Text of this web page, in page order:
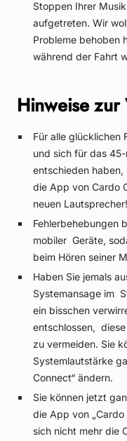
Stoppen Ihrer
aufgetreten. Wir
Probleme behoben
während der Fahrt
Hinweise zur
Für alle glücklichen
und sich für das
entschieden haben,
die App von Cardo
neuen Lautsprecher!
Fehlerbehebungen
mobiler Geräte,
beim Hören seiner
Haben Sie jemals
Systemansage im
ein bisschen
entschlossen,
zu vermeiden. Sie
Systemlautstärke
Connect“ ändern.
Sie können jetzt
die App von „Cardo
sich nicht mehr die